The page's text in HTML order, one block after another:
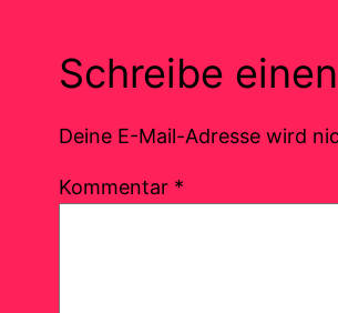
Schreibe
Deine E-Mail-Adresse wird
Kommentar *